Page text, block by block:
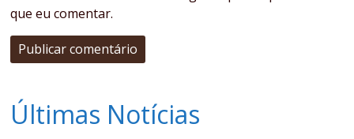
que eu comentar.
Últimas Notícias